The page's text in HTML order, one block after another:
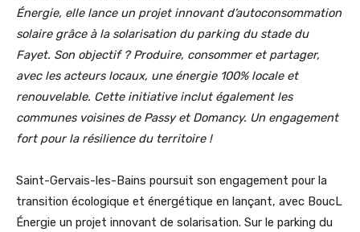
Énergie, elle lance un projet innovant d’autoconsommation
solaire grâce à la solarisation du parking du stade du
Fayet. Son objectif ? Produire, consommer et partager,
avec les acteurs locaux, une énergie 100% locale et
renouvelable. Cette initiative inclut également les
communes voisines de Passy et Domancy. Un engagement
fort pour la résilience du territoire !
Saint-Gervais-les-Bains poursuit son engagement pour la
transition écologique et énergétique en lançant, avec BoucL
Énergie un projet innovant de solarisation. Sur le parking du